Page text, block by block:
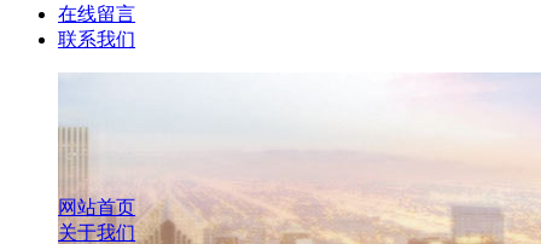
在线留言
联系我们
网站首页
关于我们